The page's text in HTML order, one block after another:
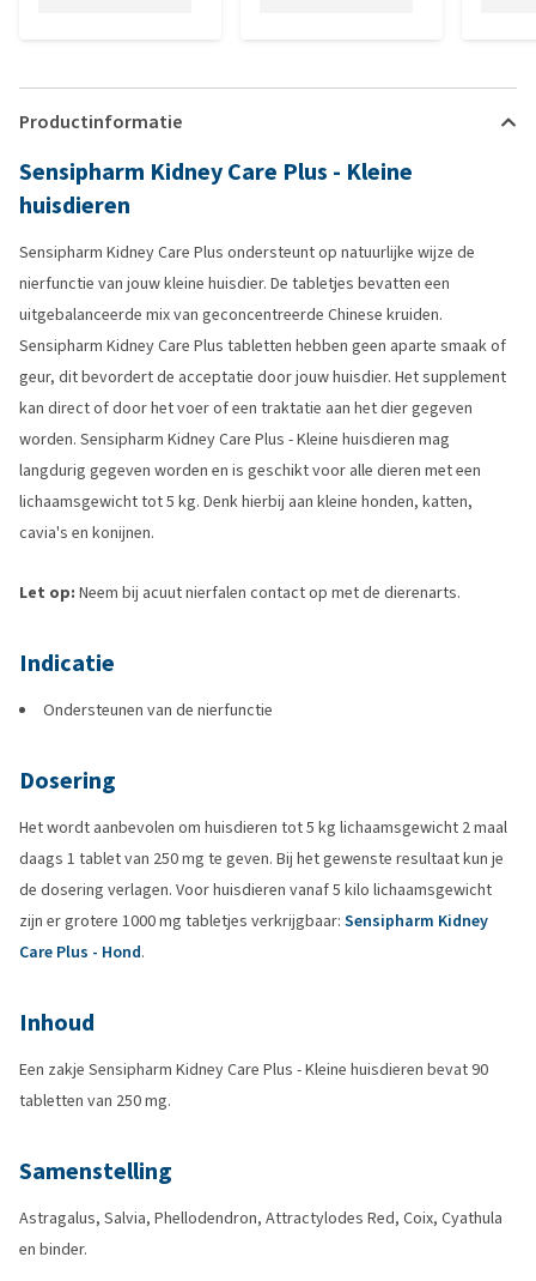
Productinformatie
Sensipharm Kidney Care Plus - Kleine
huisdieren
Sensipharm Kidney Care Plus ondersteunt op natuurlijke wijze de
nierfunctie van jouw kleine huisdier. De tabletjes bevatten een
uitgebalanceerde mix van geconcentreerde Chinese kruiden.
Sensipharm Kidney Care Plus tabletten hebben geen aparte smaak of
geur, dit bevordert de acceptatie door jouw huisdier. Het supplement
kan direct of door het voer of een traktatie aan het dier gegeven
worden. Sensipharm Kidney Care Plus - Kleine huisdieren mag
langdurig gegeven worden en is geschikt voor alle dieren met een
lichaamsgewicht tot 5 kg. Denk hierbij aan kleine honden, katten,
cavia's en konijnen.
Let op: Neem bij acuut nierfalen contact op met de dierenarts.
Indicatie
Ondersteunen van de nierfunctie
Dosering
Het wordt aanbevolen om huisdieren tot 5 kg lichaamsgewicht 2 maal
daags 1 tablet van 250 mg te geven. Bij het gewenste resultaat kun je
de dosering verlagen. Voor huisdieren vanaf 5 kilo lichaamsgewicht
zijn er grotere 1000 mg tabletjes verkrijgbaar: Sensipharm Kidney
Care Plus - Hond.
Inhoud
Een zakje Sensipharm Kidney Care Plus - Kleine huisdieren bevat 90
tabletten van 250 mg.
Samenstelling
Astragalus, Salvia, Phellodendron, Attractylodes Red, Coix, Cyathula
en binder.